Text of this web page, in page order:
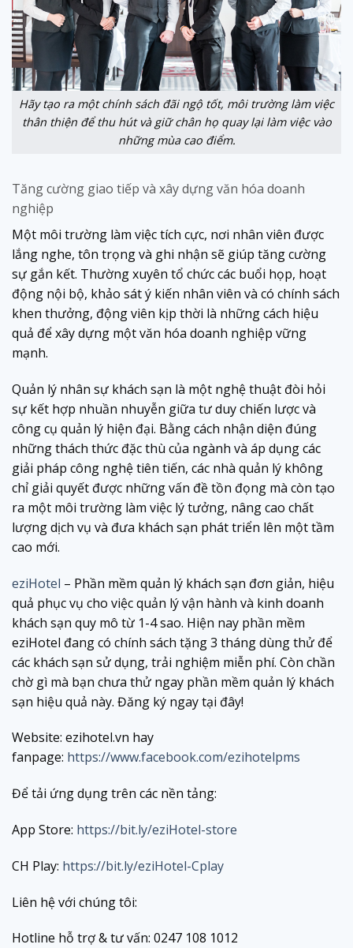
Hãy tạo ra một chính sách đãi ngộ tốt, môi trường làm việc
thân thiện để thu hút và giữ chân họ quay lại làm việc vào
những mùa cao điểm.
Tăng cường giao tiếp và xây dựng văn hóa doanh
nghiệp
Một môi trường làm việc tích cực, nơi nhân viên được
lắng nghe, tôn trọng và ghi nhận sẽ giúp tăng cường
sự gắn kết. Thường xuyên tổ chức các buổi họp, hoạt
động nội bộ, khảo sát ý kiến nhân viên và có chính sách
khen thưởng, động viên kịp thời là những cách hiệu
quả để xây dựng một văn hóa doanh nghiệp vững
mạnh.
Quản lý nhân sự khách sạn là một nghệ thuật đòi hỏi
sự kết hợp nhuần nhuyễn giữa tư duy chiến lược và
công cụ quản lý hiện đại. Bằng cách nhận diện đúng
những thách thức đặc thù của ngành và áp dụng các
giải pháp công nghệ tiên tiến, các nhà quản lý không
chỉ giải quyết được những vấn đề tồn đọng mà còn tạo
ra một môi trường làm việc lý tưởng, nâng cao chất
lượng dịch vụ và đưa khách sạn phát triển lên một tầm
cao mới.
eziHotel – Phần mềm quản lý khách sạn đơn giản, hiệu
quả phục vụ cho việc quản lý vận hành và kinh doanh
khách sạn quy mô từ 1-4 sao. Hiện nay phần mềm
eziHotel đang có chính sách tặng 3 tháng dùng thử để
các khách sạn sử dụng, trải nghiệm miễn phí. Còn chần
chờ gì mà bạn chưa thử ngay phần mềm quản lý khách
sạn hiệu quả này. Đăng ký ngay tại đây!
Website: ezihotel.vn hay
fanpage: https://www.facebook.com/ezihotelpms
Để tải ứng dụng trên các nền tảng:
App Store: https://bit.ly/eziHotel-store
CH Play: https://bit.ly/eziHotel-Cplay
Liên hệ với chúng tôi:
Hotline hỗ trợ & tư vấn: 0247 108 1012